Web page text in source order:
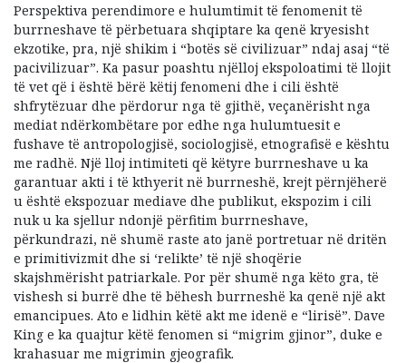
Perspektiva perendimore e hulumtimit të fenomenit të
burrneshave të përbetuara shqiptare ka qenë kryesisht
ekzotike, pra, një shikim i “botës së civilizuar” ndaj asaj “të
pacivilizuar”. Ka pasur poashtu njëlloj ekspoloatimi të llojit
të vet që i është bërë këtij fenomeni dhe i cili është
shfrytëzuar dhe përdorur nga të gjithë, veçanërisht nga
mediat ndërkombëtare por edhe nga hulumtuesit e
fushave të antropologjisë, sociologjisë, etnografisë e kështu
me radhë. Një lloj intimiteti që këtyre burrneshave u ka
garantuar akti i të kthyerit në burrneshë, krejt përnjëherë
u është ekspozuar mediave dhe publikut, ekspozim i cili
nuk u ka sjellur ndonjë përfitim burrneshave,
përkundrazi, në shumë raste ato janë portretuar në dritën
e primitivizmit dhe si ‘relikte’ të një shoqërie
skajshmërisht patriarkale. Por për shumë nga këto gra, të
vishesh si burrë dhe të bëhesh burrneshë ka qenë një akt
emancipues. Ato e lidhin këtë akt me idenë e “lirisë”. Dave
King e ka quajtur këtë fenomen si “migrim gjinor”, duke e
krahasuar me migrimin gjeografik.